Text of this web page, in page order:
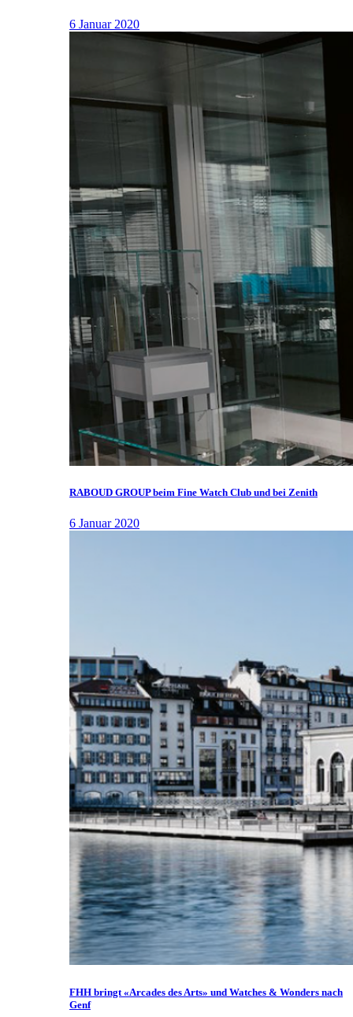
6 Januar 2020
RABOUD GROUP beim Fine Watch Club und bei Zenith
6 Januar 2020
FHH bringt «Arcades des Arts» und Watches & Wonders nach
Genf